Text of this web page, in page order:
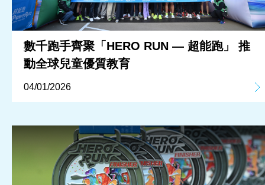
數千跑手齊聚「HERO RUN — 超能跑」 推
動全球兒童優質教育
04/01/2026